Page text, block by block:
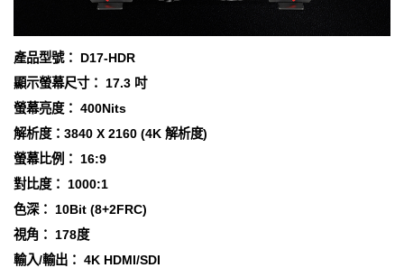
產品型號： D17-HDR
顯示螢幕尺寸： 17.3 吋
螢幕亮度： 400Nits
解析度：3840 X 2160 (4K 解析度)
螢幕比例： 16:9
對比度： 1000:1
色深： 10Bit (8+2FRC)
視角： 178度
輸入/輸出： 4K HDMI/SDI